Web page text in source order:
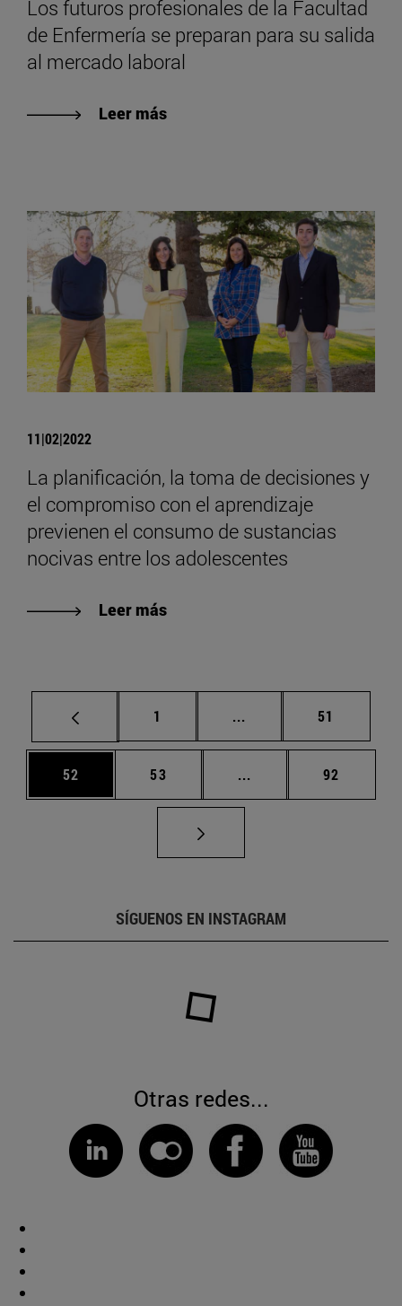
Los futuros profesionales de la Facultad
de Enfermería se preparan para su salida
al mercado laboral
Leer más
11|02|2022
La planificación, la toma de decisiones y
el compromiso con el aprendizaje
previenen el consumo de sustancias
nocivas entre los adolescentes
Leer más
Página
1 ... Páginas intermedias
Página
51
Página
52 Página
53 ... Páginas intermedias
Página
92
SÍGUENOS EN INSTAGRAM
Otras redes...